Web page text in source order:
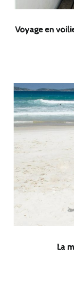
Voyage en
La